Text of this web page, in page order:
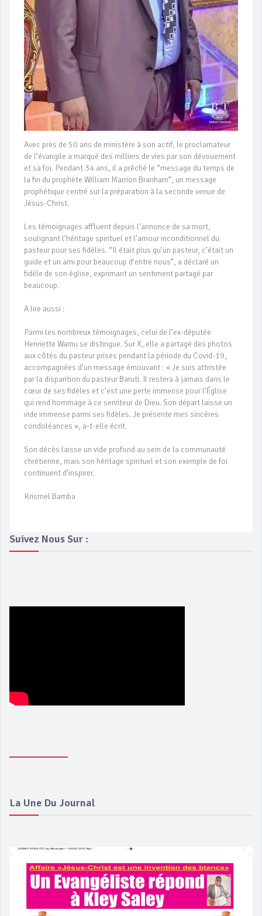
Avec près de 50 ans de ministère à son actif, le proclamateur
de l’évangile a marqué des milliers de vies par son dévouement
et sa foi. Pendant 34 ans, il a prêché le “message du temps de
la fin du prophète William Marrion Branham”, un message
prophétique centré sur la préparation à la seconde venue de
Jésus-Christ.
Les témoignages affluent depuis l’annonce de sa mort,
soulignant l’héritage spirituel et l’amour inconditionnel du
pasteur pour ses fidèles. “Il était plus qu’un pasteur, c’était un
guide et un ami pour beaucoup d’entre nous”, a déclaré un
fidèle de son église, exprimant un sentiment partagé par
beaucoup.
A lire aussi :
Parmi les nombreux témoignages, celui de l’ex-députée
Henriette Wamu se distingue. Sur X, elle a partagé des photos
aux côtés du pasteur prises pendant la période du Covid-19,
accompagnées d’un message émouvant : « Je suis attristée
par la disparition du pasteur Baruti. Il restera à jamais dans le
cœur de ses fidèles et c’est une perte immense pour l’Église
qui rend hommage à ce serviteur de Dieu. Son départ laisse un
vide immense parmi ses fidèles. Je présente mes sincères
condoléances », a-t-elle écrit.
Son décès laisse un vide profond au sein de la communauté
chrétienne, mais son héritage spirituel et son exemple de foi
continuent d’inspirer.
Krismel Bamba
Suivez Nous Sur :
La Une Du Journal